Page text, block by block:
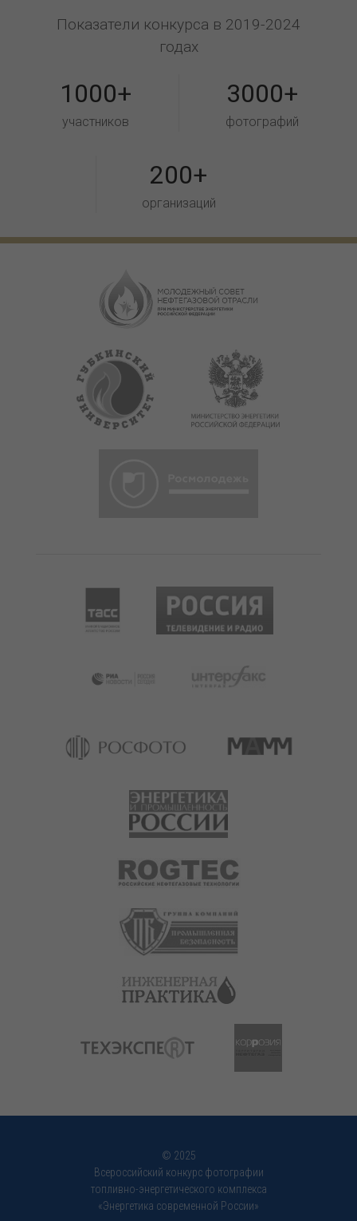
Показатели конкурса в 2019-2024
годах
1000+
участников
3000+
фотографий
200+
организаций
© 2025
Всероссийский конкурс фотографии
топливно-энергетического комплекса
«Энергетика современной России»